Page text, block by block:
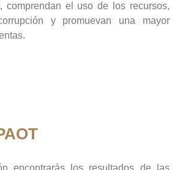
comprendan el uso de los recursos,
y promuevan una mayor
encontrarás los resultados de las